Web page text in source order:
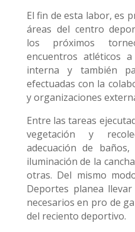
El fin de esta labor, es
áreas del centro
los próximos
encuentros atléticos
interna y también
efectuadas con la
y organizaciones
Entre las tareas
vegetación y
adecuación de
iluminación de la
otras. Del mismo
Deportes planea
necesarios en pro de
del reciento deportivo.